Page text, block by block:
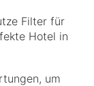
Filter für
Hotel in
um